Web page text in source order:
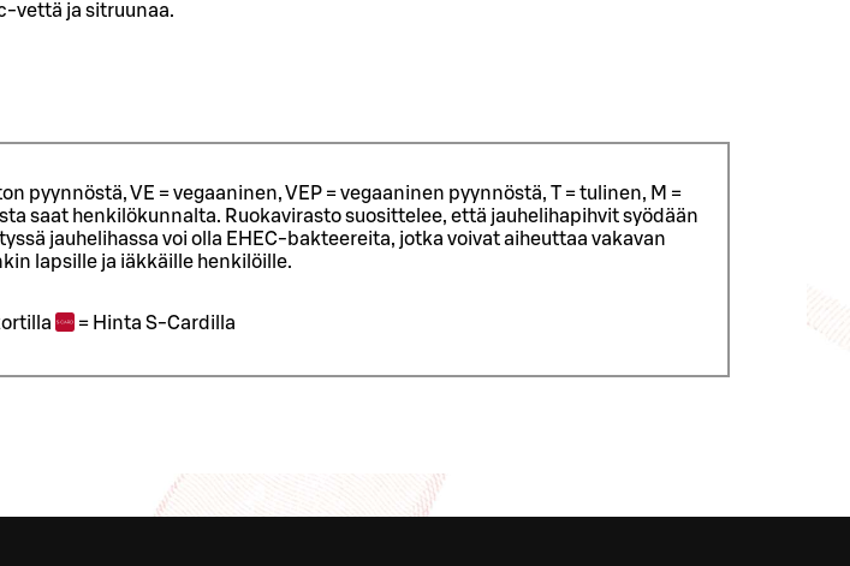
vettä ja sitruunaa.
pyynnöstä, VE = vegaaninen, VEP = vegaaninen pyynnöstä, T = tulinen, M =
saat henkilökunnalta. Ruokavirasto suosittelee, että jauhelihapihvit syödään
jauhelihassa voi olla EHEC-bakteereita, jotka voivat aiheuttaa vakavan
lapsille ja iäkkäille henkilöille.
= Hinta S-Cardilla